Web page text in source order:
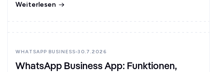
Weiterlesen
WHATSAPP BUSINESS 30.7.2026
WhatsApp Business App: Funktionen,